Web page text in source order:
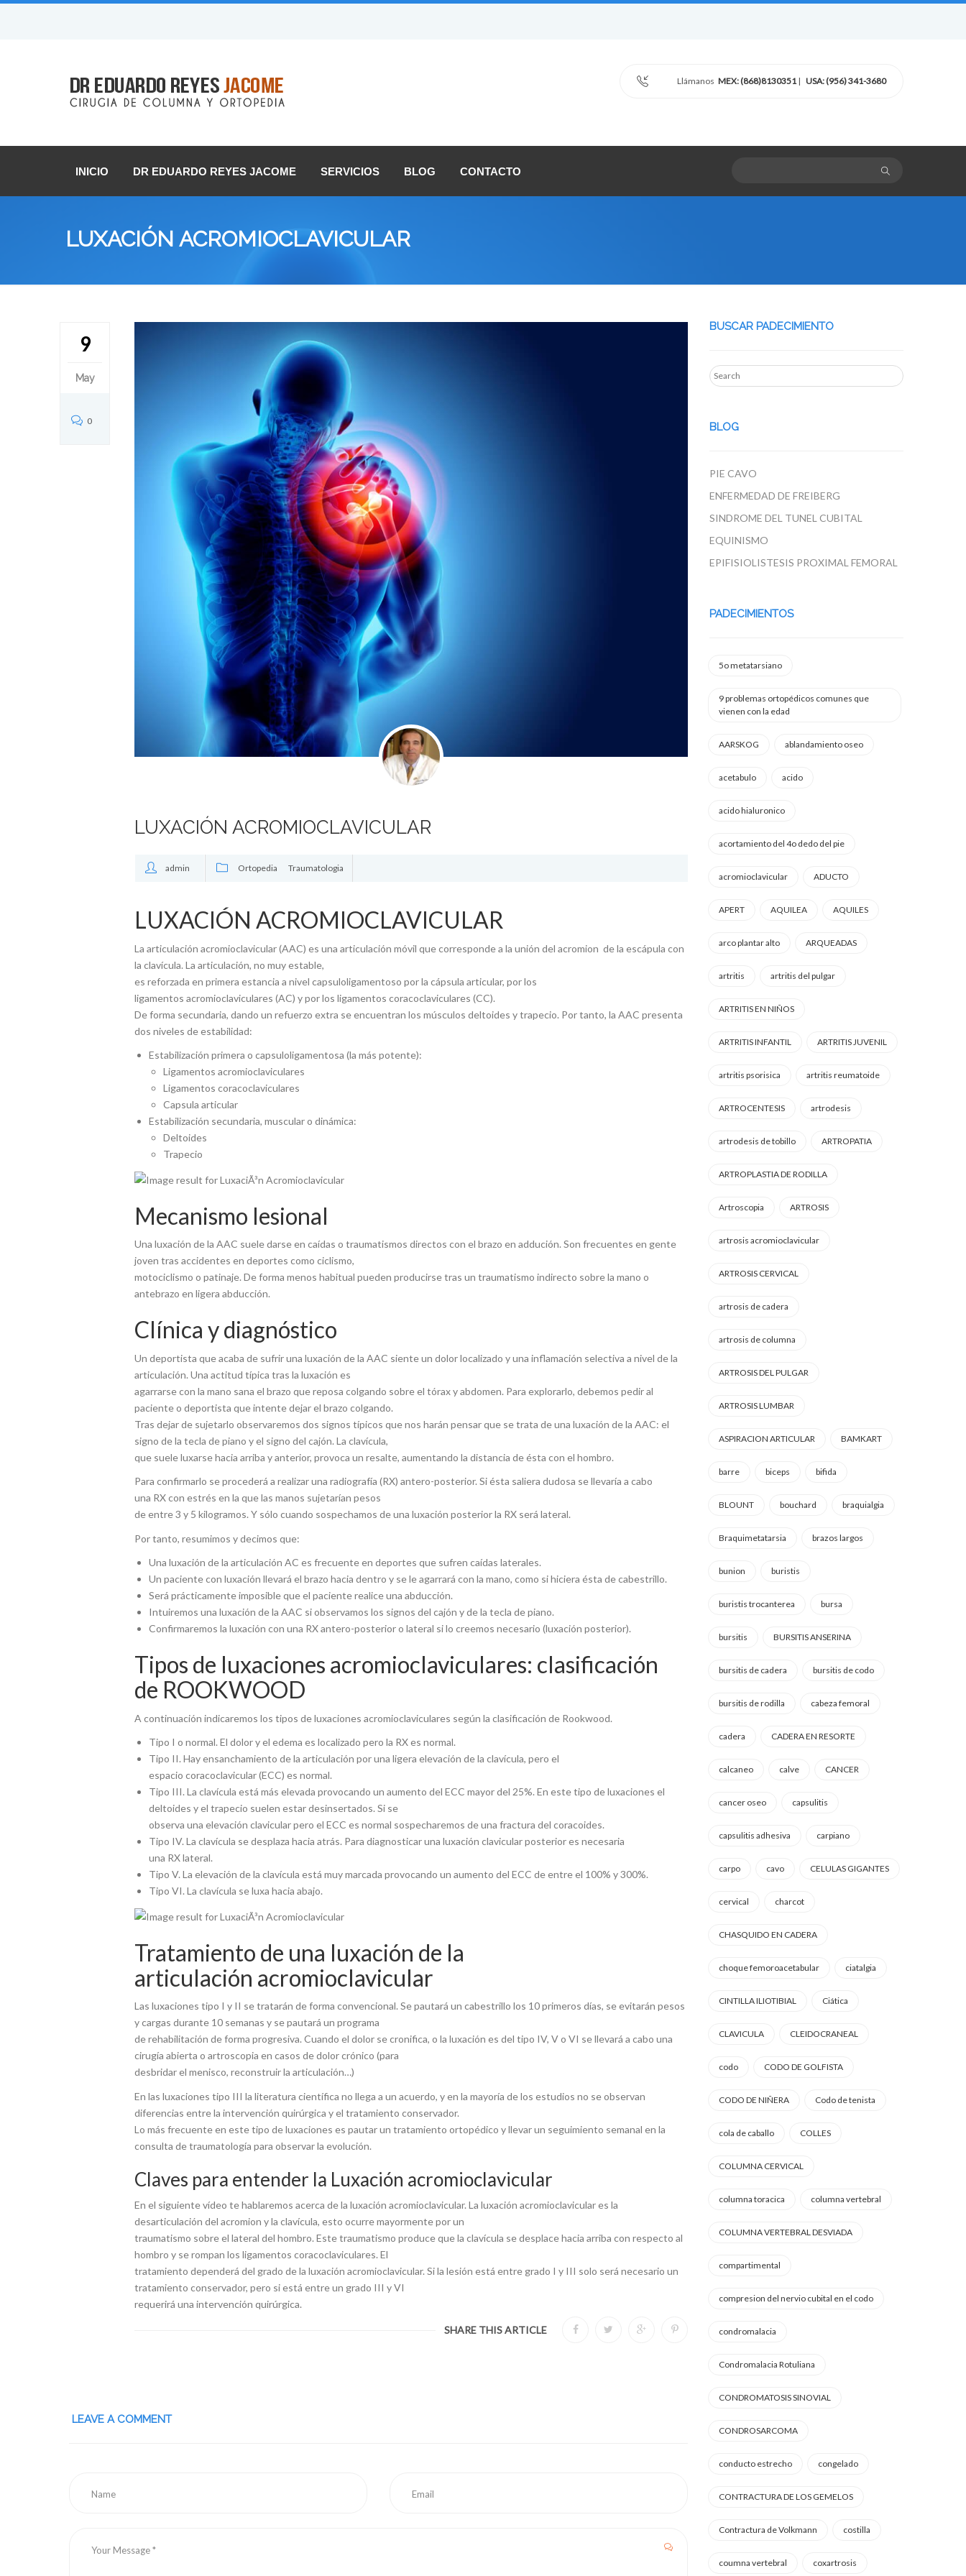
Llámanos MEX: (868)8130351| USA: (956) 341-3680
INICIO DR EDUARDO REYES JACOME SERVICIOS BLOG CONTACTO
LUXACIÓN ACROMIOCLAVICULAR
9
May
0
LUXACIÓN ACROMIOCLAVICULAR
admin Ortopedia Traumatologia
LUXACIÓN ACROMIOCLAVICULAR
La articulación acromioclavicular (AAC) es una articulación móvil que corresponde a la unión del acromion de la escápula con
la clavícula. La articulación, no muy estable,
es reforzada en primera estancia a nivel capsuloligamentoso por la cápsula articular, por los
ligamentos acromioclaviculares (AC) y por los ligamentos coracoclaviculares (CC).
De forma secundaria, dando un refuerzo extra se encuentran los músculos deltoides y trapecio. Por tanto, la AAC presenta
dos niveles de estabilidad:
Estabilización primera o capsuloligamentosa (la más potente):
Ligamentos acromioclaviculares
Ligamentos coracoclaviculares
Capsula articular
Estabilización secundaria, muscular o dinámica:
Deltoides
Trapecio
Mecanismo lesional
Una luxación de la AAC suele darse en caídas o traumatismos directos con el brazo en addución. Son frecuentes en gente
joven tras accidentes en deportes como ciclismo,
motociclismo o patinaje. De forma menos habitual pueden producirse tras un traumatismo indirecto sobre la mano o
antebrazo en ligera abducción.
Clínica y diagnóstico
Un deportista que acaba de sufrir una luxación de la AAC siente un dolor localizado y una inflamación selectiva a nivel de la
articulación. Una actitud típica tras la luxación es
agarrarse con la mano sana el brazo que reposa colgando sobre el tórax y abdomen. Para explorarlo, debemos pedir al
paciente o deportista que intente dejar el brazo colgando.
Tras dejar de sujetarlo observaremos dos signos típicos que nos harán pensar que se trata de una luxación de la AAC: el
signo de la tecla de piano y el signo del cajón. La clavícula,
que suele luxarse hacia arriba y anterior, provoca un resalte, aumentando la distancia de ésta con el hombro.
Para confirmarlo se procederá a realizar una radiografía (RX) antero-posterior. Si ésta saliera dudosa se llevaría a cabo
una RX con estrés en la que las manos sujetarían pesos
de entre 3 y 5 kilogramos. Y sólo cuando sospechamos de una luxación posterior la RX será lateral.
Por tanto, resumimos y decimos que:
Una luxación de la articulación AC es frecuente en deportes que sufren caídas laterales.
Un paciente con luxación llevará el brazo hacia dentro y se le agarrará con la mano, como si hiciera ésta de cabestrillo.
Será prácticamente imposible que el paciente realice una abducción.
Intuiremos una luxación de la AAC si observamos los signos del cajón y de la tecla de piano.
Confirmaremos la luxación con una RX antero-posterior o lateral si lo creemos necesario (luxación posterior).
Tipos de luxaciones acromioclaviculares: clasificación
de ROOKWOOD
​A continuación indicaremos los tipos de luxaciones acromioclaviculares según la clasificación de Rookwood.
Tipo I o normal. El dolor y el edema es localizado pero la RX es normal.
Tipo II. Hay ensanchamiento de la articulación por una ligera elevación de la clavícula, pero el
espacio coracoclavicular (ECC) es normal.
Tipo III. La clavícula está más elevada provocando un aumento del ECC mayor del 25%. En este tipo de luxaciones el
deltoides y el trapecio suelen estar desinsertados. Si se
observa una elevación clavicular pero el ECC es normal sospecharemos de una fractura del coracoides.
Tipo IV. La clavícula se desplaza hacia atrás. Para diagnosticar una luxación clavicular posterior es necesaria
una RX lateral.
Tipo V. La elevación de la clavícula está muy marcada provocando un aumento del ECC de entre el 100% y 300%.
Tipo VI. La clavícula se luxa hacia abajo.
Tratamiento de una luxación de la
articulación acromioclavicular
Las luxaciones tipo I y II se tratarán de forma convencional. Se pautará un cabestrillo los 10 primeros días, se evitarán pesos
y cargas durante 10 semanas y se pautará un programa
de rehabilitación de forma progresiva. Cuando el dolor se cronifica, o la luxación es del tipo IV, V o VI se llevará a cabo una
cirugía abierta o artroscopia en casos de dolor crónico (para
desbridar el menisco, reconstruir la articulación…)
En las luxaciones tipo III la literatura científica no llega a un acuerdo, y en la mayoría de los estudios no se observan
diferencias entre la intervención quirúrgica y el tratamiento conservador.
Lo más frecuente en este tipo de luxaciones es pautar un tratamiento ortopédico y llevar un seguimiento semanal en la
consulta de traumatología para observar la evolución.
Claves para entender la Luxación acromioclavicular
En el siguiente vídeo te hablaremos acerca de la luxación acromioclavicular. La luxación acromioclavicular es la
desarticulación del acromion y la clavícula, esto ocurre mayormente por un
traumatismo sobre el lateral del hombro. Este traumatismo produce que la clavícula se desplace hacia arriba con respecto al
hombro y se rompan los ligamentos coracoclaviculares. El
tratamiento dependerá del grado de la luxación acromioclavicular. Si la lesión está entre grado I y III solo será necesario un
tratamiento conservador, pero si está entre un grado III y VI
requerirá una intervención quirúrgica.
SHARE THIS ARTICLE
LEAVE A COMMENT
BUSCAR PADECIMIENTO
BLOG
PIE CAVO
ENFERMEDAD DE FREIBERG
SINDROME DEL TUNEL CUBITAL
EQUINISMO
EPIFISIOLISTESIS PROXIMAL FEMORAL
PADECIMIENTOS
5o metatarsiano
9 problemas ortopédicos comunes que
vienen con la edad
AARSKOG ablandamiento oseo
acetabulo acido
acido hialuronico
acortamiento del 4o dedo del pie
acromioclavicular ADUCTO
APERT AQUILEA AQUILES
arco plantar alto ARQUEADAS
artritis artritis del pulgar
ARTRITIS EN NIÑOS
ARTRITIS INFANTIL ARTRITIS JUVENIL
artritis psorisica artritis reumatoide
ARTROCENTESIS artrodesis
artrodesis de tobillo ARTROPATIA
ARTROPLASTIA DE RODILLA
Artroscopia ARTROSIS
artrosis acromioclavicular
ARTROSIS CERVICAL
artrosis de cadera
artrosis de columna
ARTROSIS DEL PULGAR
ARTROSIS LUMBAR
ASPIRACION ARTICULAR BAMKART
barre biceps bifida
BLOUNT bouchard braquialgia
Braquimetatarsia brazos largos
bunion buristis
buristis trocanterea bursa
bursitis BURSITIS ANSERINA
bursitis de cadera bursitis de codo
bursitis de rodilla cabeza femoral
cadera CADERA EN RESORTE
calcaneo calve CANCER
cancer oseo capsulitis
capsulitis adhesiva carpiano
carpo cavo CELULAS GIGANTES
cervical charcot
CHASQUIDO EN CADERA
choque femoroacetabular ciatalgia
CINTILLA ILIOTIBIAL Ciática
CLAVICULA CLEIDOCRANEAL
codo CODO DE GOLFISTA
CODO DE NIÑERA Codo de tenista
cola de caballo COLLES
COLUMNA CERVICAL
columna toracica columna vertebral
COLUMNA VERTEBRAL DESVIADA
compartimental
compresion del nervio cubital en el codo
condromalacia
Condromalacia Rotuliana
CONDROMATOSIS SINOVIAL
CONDROSARCOMA
conducto estrecho congelado
CONTRACTURA DE LOS GEMELOS
Contractura de Volkmann costilla
coumna vertebral coxartrosis